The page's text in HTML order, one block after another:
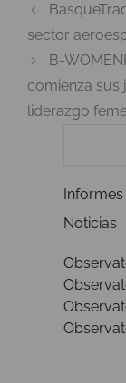
sector
B-
comienza sus
liderazgo
Informes
Noticias